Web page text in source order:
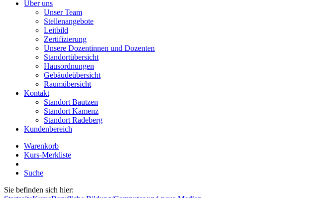
Über uns
Unser Team
Stellenangebote
Leitbild
Zertifizierung
Unsere Dozentinnen und Dozenten
Standortübersicht
Hausordnungen
Gebäudeübersicht
Raumübersicht
Kontakt
Standort Bautzen
Standort Kamenz
Standort Radeberg
Kundenbereich
Warenkorb
Kurs-Merkliste
Suche
Sie befinden sich hier: